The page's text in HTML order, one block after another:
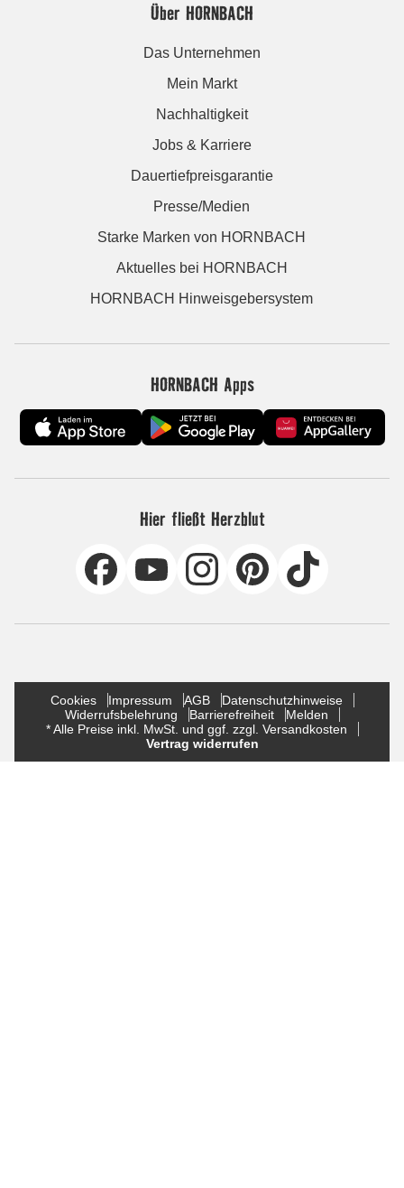
Über HORNBACH
Das Unternehmen
Mein Markt
Nachhaltigkeit
Jobs & Karriere
Dauertiefpreisgarantie
Presse/Medien
Starke Marken von HORNBACH
Aktuelles bei HORNBACH
HORNBACH Hinweisgebersystem
HORNBACH Apps
Hier fließt Herzblut
Cookies Impressum AGB
Datenschutzhinweise
Widerrufsbelehrung
Barrierefreiheit
Melden
* Alle Preise inkl. MwSt. und ggf. zzgl. Versandkosten
Vertrag widerrufen